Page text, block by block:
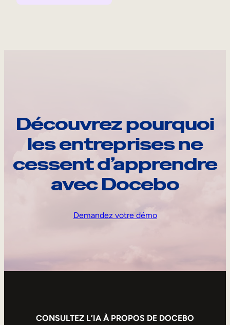
Découvrez pourquoi
les entreprises ne
cessent d’apprendre
avec Docebo
Demandez votre démo
CONSULTEZ L’IA À PROPOS DE DOCEBO